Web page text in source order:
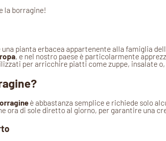
la borragine!
una pianta erbacea appartenente alla famiglia
, e nel nostro paese è particolarmente
per arricchire piatti come zuppe, insalate
è abbastanza semplice e richiede solo
ora di sole diretto al giorno, per garantire una